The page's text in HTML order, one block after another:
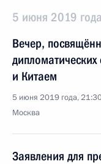
5 июня 2019
Вечер,
и Китаем
5 июня 2019 года,
Москва
Заявления для